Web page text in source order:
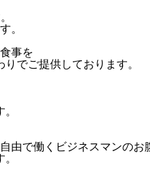
。
事を
でご提供しております。
由で働くビジネスマンのお